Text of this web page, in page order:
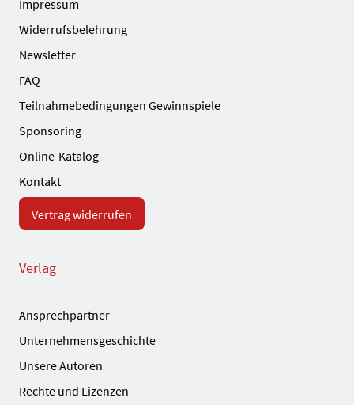
Impressum
Widerrufsbelehrung
Newsletter
FAQ
Teilnahmebedingungen Gewinnspiele
Sponsoring
Online-Katalog
Kontakt
Vertrag widerrufen
Verlag
Ansprechpartner
Unternehmensgeschichte
Unsere Autoren
Rechte und Lizenzen